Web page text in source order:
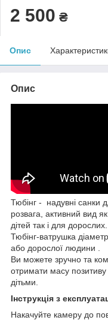
2 500 ₴
Опис
Опис
Тюбінг - надувні санки
розвага, активний вид
дітей так і для дорослих.
Тюбінг-ватрушка
або дорослої людини .
Ви можете зручно та
отримати масу позитиву
дітьми.
Інструкція з
Накачуйте камеру до